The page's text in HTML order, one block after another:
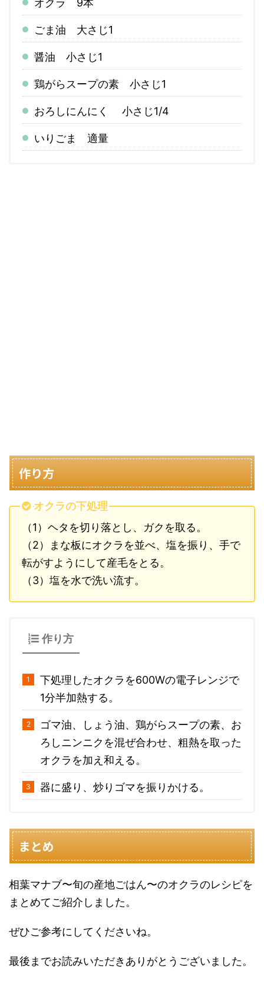
ごま油 大さじ1
醤油 小さじ1
鶏がらスープの素 小さじ1
おろしにんにく 小さじ1/4
いりごま 適量
作り方
オクラの下処理
（1）ヘタを切り落とし、ガクを取る。
（2）まな板にオクラを並べ、塩を振り、手で
転がすようにして産毛をとる。
（3）塩を水で洗い流す。
作り方
下処理したオクラを600Wの電子レンジで
1分半加熱する。
ゴマ油、しょう油、鶏がらスープの素、お
ろしニンニクを混ぜ合わせ、粗熱を取った
オクラを加え和える。
器に盛り、炒りゴマを振りかける。
まとめ
相葉マナブ〜旬の産地ごはん〜のオクラのレシピを
まとめてご紹介しました。
ぜひご参考にしてくださいね。
最後までお読みいただきありがとうございました。